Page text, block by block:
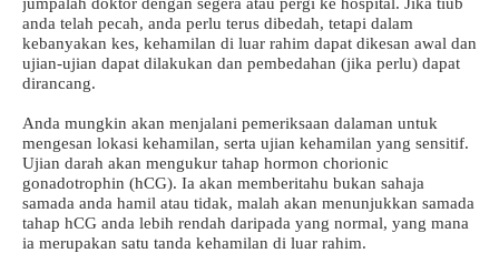
anda telah pecah, anda perlu terus dibedah, tetapi dalam
kebanyakan kes, kehamilan di luar rahim dapat dikesan awal dan
ujian-ujian dapat dilakukan dan pembedahan (jika perlu) dapat
dirancang.
Anda mungkin akan menjalani pemeriksaan dalaman untuk
mengesan lokasi kehamilan, serta ujian kehamilan yang sensitif.
Ujian darah akan mengukur tahap hormon chorionic
gonadotrophin (hCG). Ia akan memberitahu bukan sahaja
samada anda hamil atau tidak, malah akan menunjukkan samada
tahap hCG anda lebih rendah daripada yang normal, yang mana
ia merupakan satu tanda kehamilan di luar rahim.